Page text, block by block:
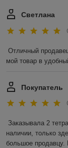
Светлана
Отличный
мой товар в
Покупатель
Заказывала 2
наличии, только
большое